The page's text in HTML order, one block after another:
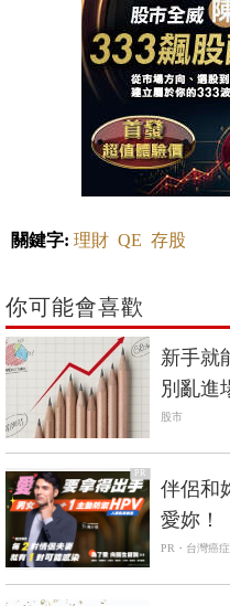
關鍵字: 理財 QE 存股
你可能會喜歡
新手就
別亂進
股市
PR
伴侶和
愛妳！
PR・台灣癌